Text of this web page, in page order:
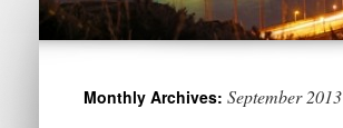
Monthly Archives: September 2013